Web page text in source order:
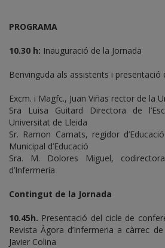
PROGRAMA
10.30 h: Inauguració de la Jornada
Benvinguda als assistents i presentació
Excm. i Magfc., Juan Viñas rector de la
Sra Luisa Guitard Directora de
Universitat de Lleida
Sr. Ramon Camats, regidor
Municipal d’Educació
Sra. M. Dolores Miguel,
d’Infermeria
Contingut de la Jornada
10.45h. Presentació del cicle de
Revista Àgora d’Infermeria a càrrec
Javier Colina